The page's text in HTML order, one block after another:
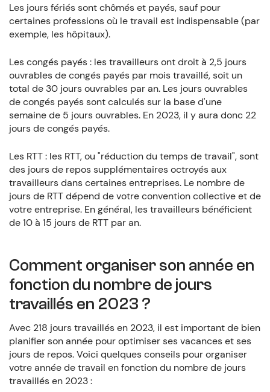
Les jours fériés sont chômés et payés, sauf pour
certaines professions où le travail est indispensable (par
exemple, les hôpitaux).
Les congés payés : les travailleurs ont droit à 2,5 jours
ouvrables de congés payés par mois travaillé, soit un
total de 30 jours ouvrables par an. Les jours ouvrables
de congés payés sont calculés sur la base d'une
semaine de 5 jours ouvrables. En 2023, il y aura donc 22
jours de congés payés.
Les RTT : les RTT, ou "réduction du temps de travail", sont
des jours de repos supplémentaires octroyés aux
travailleurs dans certaines entreprises. Le nombre de
jours de RTT dépend de votre convention collective et de
votre entreprise. En général, les travailleurs bénéficient
de 10 à 15 jours de RTT par an.
Comment organiser son année en
fonction du nombre de jours
travaillés en 2023 ?
Avec 218 jours travaillés en 2023, il est important de bien
planifier son année pour optimiser ses vacances et ses
jours de repos. Voici quelques conseils pour organiser
votre année de travail en fonction du nombre de jours
travaillés en 2023 :